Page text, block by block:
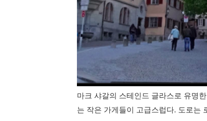
마크 샤갈의 스테인드 글라스로 유명
는 작은 가게들이 고급스럽다. 도로는